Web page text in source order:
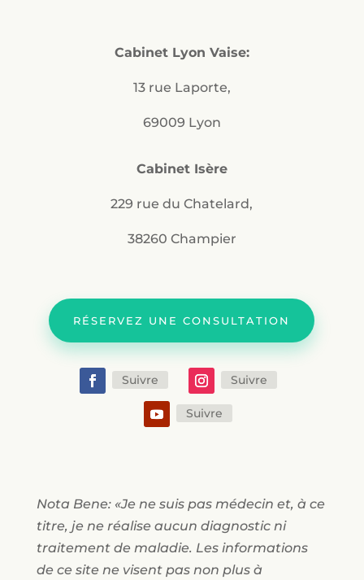
Cabinet Lyon Vaise:
13 rue Laporte,
69009 Lyon
Cabinet Isère
229 rue du Chatelard,
38260 Champier
RÉSERVEZ UNE CONSULTATION
Suivre Suivre
Suivre
Nota Bene: «Je ne suis pas médecin et, à ce
titre, je ne réalise aucun diagnostic ni
traitement de maladie. Les informations
de ce site ne visent pas non plus à